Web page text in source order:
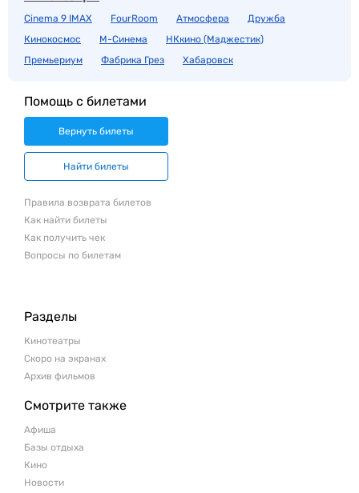
Cinema 9 IMAX FourRoom Атмосфера
Дружба
Кинокосмос
М-Синема
НКкино (Маджестик)
Премьериум
Фабрика Грез Хабаровск
Помощь с билетами
Вернуть билеты
Найти билеты
Правила возврата билетов
Как найти билеты
Как получить чек
Вопросы по билетам
Разделы
Кинотеатры
Скоро на экранах
Архив фильмов
Смотрите также
Афиша
Базы отдыха
Кино
Новости